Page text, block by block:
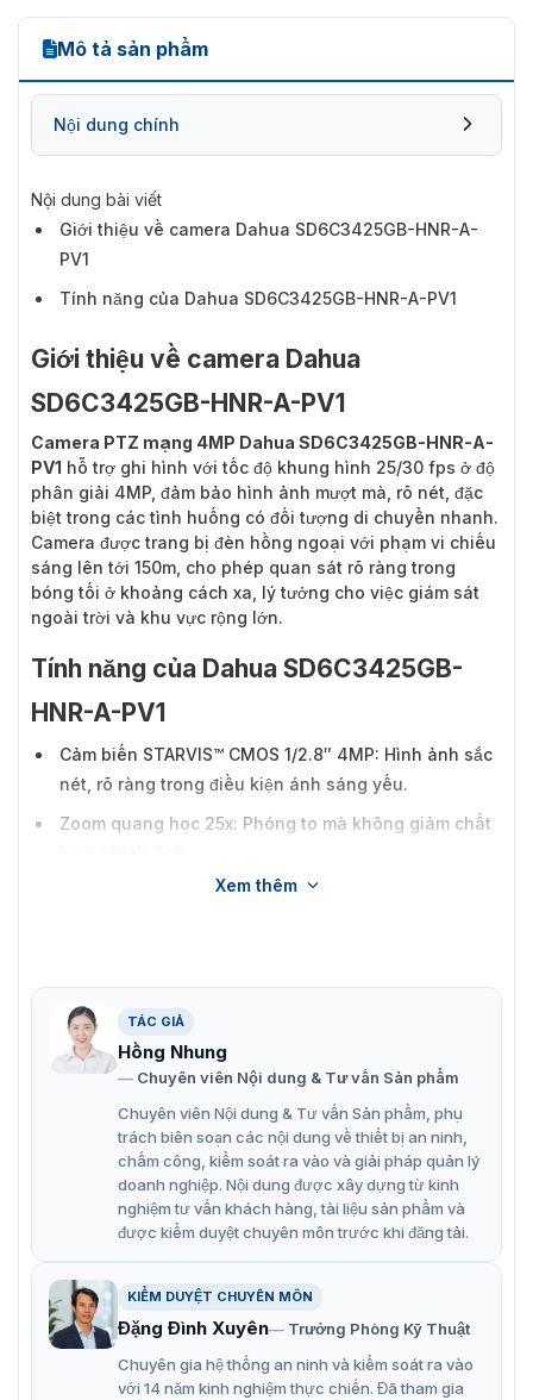
Mô tả sản phẩm
Nội dung chính
Nội dung bài viết
Giới thiệu về camera Dahua SD6C3425GB-HNR-A-
PV1
Tính năng của Dahua SD6C3425GB-HNR-A-PV1
Giới thiệu về camera Dahua
SD6C3425GB-HNR-A-PV1
Camera PTZ mạng 4MP Dahua SD6C3425GB-HNR-A-
PV1 hỗ trợ ghi hình với tốc độ khung hình 25/30 fps ở độ
phân giải 4MP, đảm bảo hình ảnh mượt mà, rõ nét, đặc
biệt trong các tình huống có đối tượng di chuyển nhanh.
Camera được trang bị đèn hồng ngoại với phạm vi chiếu
sáng lên tới 150m, cho phép quan sát rõ ràng trong
bóng tối ở khoảng cách xa, lý tưởng cho việc giám sát
ngoài trời và khu vực rộng lớn.
Tính năng của Dahua SD6C3425GB-
HNR-A-PV1
Cảm biến STARVIS™ CMOS 1/2.8″ 4MP: Hình ảnh sắc
nét, rõ ràng trong điều kiện ánh sáng yếu.
Zoom quang học 25x: Phóng to mà không giảm chất
Công nghệ Starlight: Ghi hình màu rõ trong môi
mượt mà, chi tiết.
Hồng ngoại 150m: Quan sát đêm xa, rõ ràng.
Bảo vệ chu vi: Cảnh báo khi có xâm nhập.
Phát hiện khuôn mặt: Nhận diện và ghi lại khuôn mặt.
Đèn cảnh báo màu: Đèn chiếu sáng đỏ và xanh cho
cảnh báo trực quan.
Tự động theo dõi 3.0: Tự động theo dõi đối tượng di
Xem thêm
TÁC GIẢ
Hồng Nhung
Chuyên viên Nội dung & Tư vấn Sản phẩm
Chuyên viên Nội dung & Tư vấn Sản phẩm, phụ
trách biên soạn các nội dung về thiết bị an ninh,
chấm công, kiểm soát ra vào và giải pháp quản lý
doanh nghiệp. Nội dung được xây dựng từ kinh
nghiệm tư vấn khách hàng, tài liệu sản phẩm và
được kiểm duyệt chuyên môn trước khi đăng tải.
KIỂM DUYỆT CHUYÊN MÔN
Đặng Đình Xuyên
Trưởng Phòng Kỹ Thuật
Chuyên gia hệ thống an ninh và kiểm soát ra vào
với 14 năm kinh nghiệm thực chiến. Đã tham gia